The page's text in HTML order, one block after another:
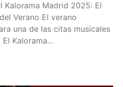
Kalorama Madrid 2025: El
Verano El verano
una de las citas musicales
El Kalorama…